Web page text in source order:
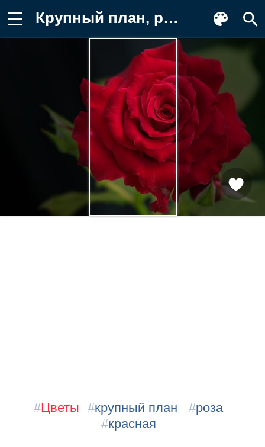
Крупный план, роза, красная Картинка
#Цветы #крупный план #роза
#красная